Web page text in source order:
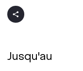
Jusqu'au